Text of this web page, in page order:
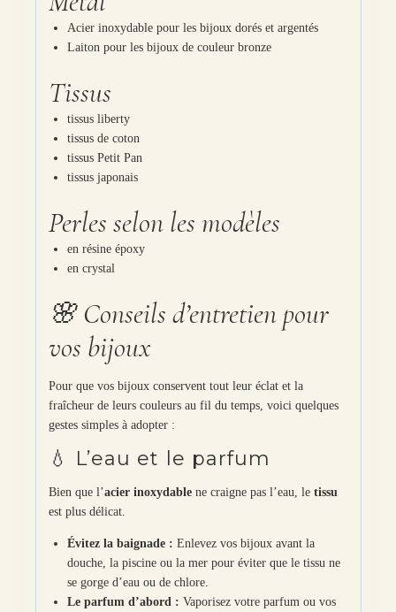
Acier inoxydable pour les bijoux dorés et argentés
Laiton pour les bijoux de couleur bronze
Tissus
tissus liberty
tissus de coton
tissus Petit Pan
tissus japonais
Perles selon les modèles
en résine époxy
en crystal
🌸 Conseils d’entretien pour
vos bijoux
Pour que vos bijoux conservent tout leur éclat et la
fraîcheur de leurs couleurs au fil du temps, voici quelques
gestes simples à adopter :
💧 L’eau et le parfum
Bien que l’acier inoxydablene craigne pas l’eau, le tissu
est plus délicat.
Évitez la baignade : Enlevez vos bijoux avant la
douche, la piscine ou la mer pour éviter que le tissu ne
se gorge d’eau ou de chlore.
Le parfum d’abord : Vaporisez votre parfum ou vos